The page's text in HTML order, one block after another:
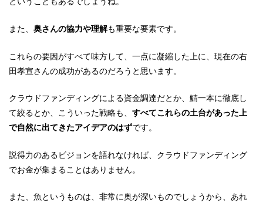
また、 奥さんの協力や理解も重要な要素です。
これらの要因がすべて味方して、一点に凝縮した上に、現在の右
田孝宣さんの成功があるのだろうと思います。
クラウドファンディングによる資金調達だとか、鯖一本に徹底し
て絞るとか、こういった戦略も、 すべてこれらの土台があった上
で自然に出てきたアイデアのはずです。
説得力のあるビジョンを語れなければ、クラウドファンディング
でお金が集まることはありません。
また、魚というものは、非常に奥が深いものでしょうから、あれ